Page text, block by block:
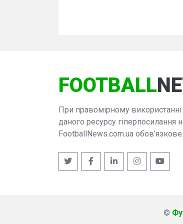
FOOTBALL
При правомірному використанні
даного ресурсу гіперпосилання
FootballNews.com.ua обов'язкове.
©